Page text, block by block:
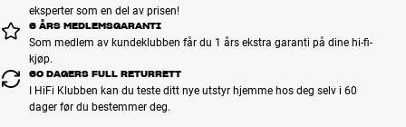
eksperter som en del av prisen!
6 ÅRS MEDLEMSGARANTI
Som medlem av kundeklubben får du 1 års ekstra garanti på dine hi-fi-
kjøp.
60 DAGERS FULL RETURRETT
I HiFi Klubben kan du teste ditt nye utstyr hjemme hos deg selv i 60
dager før du bestemmer deg.